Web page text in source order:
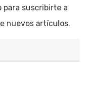
suscribirte a
nuevos artículos.